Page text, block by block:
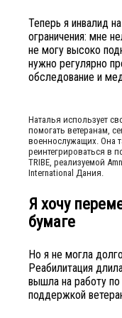
Теперь я инвалид
ограничения: мне
не могу высоко
нужно регулярно
обследование и
Наталья использует
помогать ветеранам,
военнослужащих. Она
реинтегрироваться в
TRIBE, реализуемой
International Дания.
Я хочу
бумаге
Но я не могла
Реабилитация
вышла на работу
поддержкой